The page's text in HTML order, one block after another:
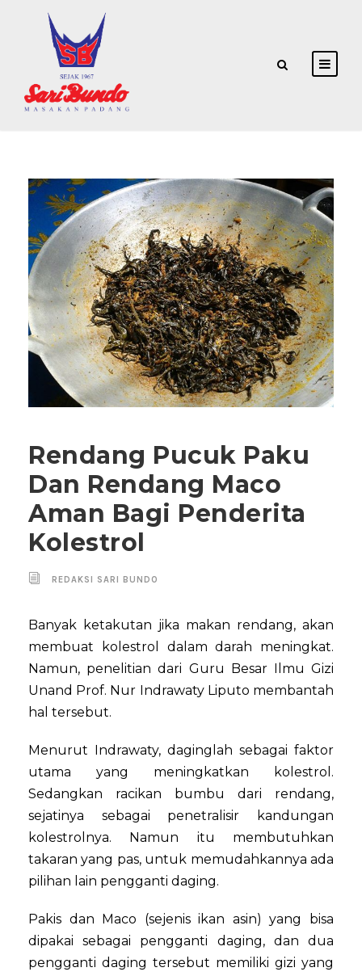
Rendang Pucuk Paku
Dan Rendang Maco
Aman Bagi Penderita
Kolestrol
REDAKSI SARI BUNDO
Banyak ketakutan jika makan rendang, akan
membuat kolestrol dalam darah meningkat.
Namun, penelitian dari Guru Besar Ilmu Gizi
Unand Prof. Nur Indrawaty Liputo membantah
hal tersebut.
Menurut Indrawaty, daginglah sebagai faktor
utama yang meningkatkan kolestrol.
Sedangkan racikan bumbu dari rendang,
sejatinya sebagai penetralisir kandungan
kolestrolnya. Namun itu membutuhkan
takaran yang pas, untuk memudahkannya ada
pilihan lain pengganti daging.
Pakis dan Maco (sejenis ikan asin) yang bisa
dipakai sebagai pengganti daging, dan dua
pengganti daging tersebut memiliki gizi yang